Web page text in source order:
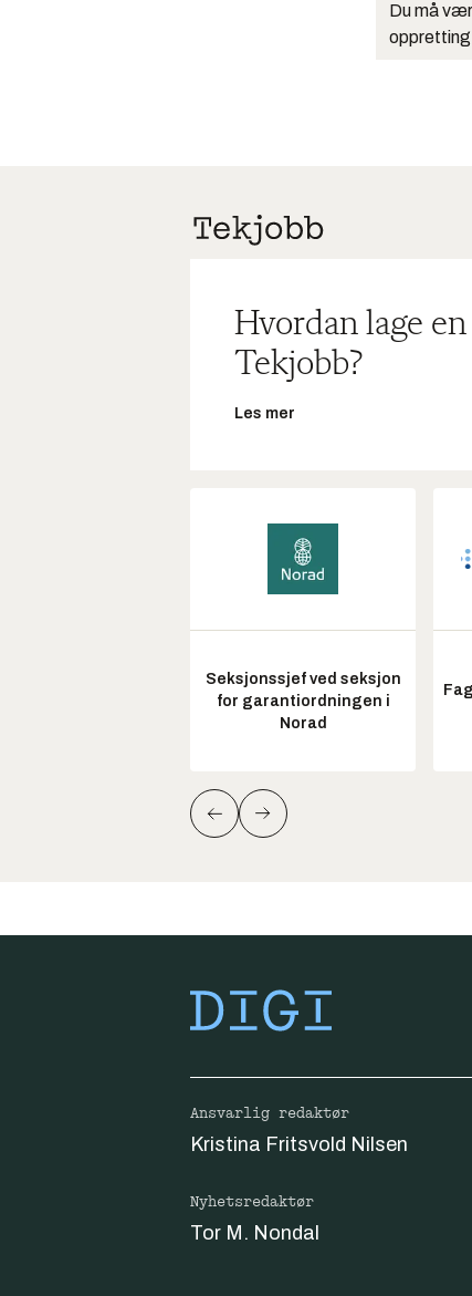
Du må
oppretting
Hvordan lage
Tekjobb?
Les mer
Seksjonssjef ved seksjon
for garantiordningen i
Norad
Ansvarlig redaktør
Kristina Fritsvold Nilsen
Nyhetsredaktør
Tor M. Nondal